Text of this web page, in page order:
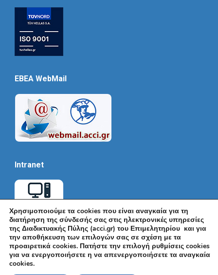
EBEA WebMail
Intranet
© Εμπορικό και Βιομηχανικό Επιμελητήριο Αθηνών 2026 |
Χρησιμοποιούμε τα cookies που είναι αναγκαία για τη
διατήρηση της σύνδεσής σας στις ηλεκτρονικές υπηρεσίες
της Διαδικτυακής Πύλης (acci.gr) του Επιμελητηρίου και για
την αποθήκευση των επιλογών σας σε σχέση με τα
προαιρετικά cookies. Πατήστε την επιλογή ρυθμίσεις cookies
για να ενεργοποιήσετε η να απενεργοποιήσετε τα αναγκαία
cookies.